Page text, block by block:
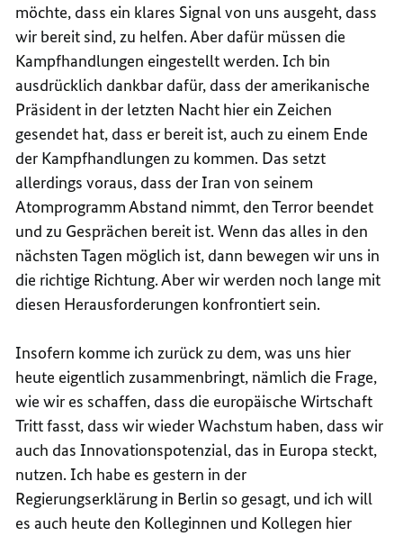
möchte, dass ein klares Signal von uns ausgeht, dass
wir bereit sind, zu helfen. Aber dafür müssen die
Kampfhandlungen eingestellt werden. Ich bin
ausdrücklich dankbar dafür, dass der amerikanische
Präsident in der letzten Nacht hier ein Zeichen
gesendet hat, dass er bereit ist, auch zu einem Ende
der Kampfhandlungen zu kommen. Das setzt
allerdings voraus, dass der Iran von seinem
Atomprogramm Abstand nimmt, den Terror beendet
und zu Gesprächen bereit ist. Wenn das alles in den
nächsten Tagen möglich ist, dann bewegen wir uns in
die richtige Richtung. Aber wir werden noch lange mit
diesen Herausforderungen konfrontiert sein.
Insofern komme ich zurück zu dem, was uns hier
heute eigentlich zusammenbringt, nämlich die Frage,
wie wir es schaffen, dass die europäische Wirtschaft
Tritt fasst, dass wir wieder Wachstum haben, dass wir
auch das Innovationspotenzial, das in Europa steckt,
nutzen. Ich habe es gestern in der
Regierungserklärung in Berlin so gesagt, und ich will
es auch heute den Kolleginnen und Kollegen hier